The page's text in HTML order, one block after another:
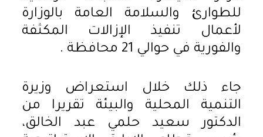
للطوارئ والسلامة العامة بالوزارة
لأعمال تنفيذ الإزالات المكثفة
والفورية في حوالي 21 محافظة .
جاء ذلك خلال استعراض وزيرة
التنمية المحلية والبيئة تقريرا من
الدكتور سعيد حلمي عبد الخالق،